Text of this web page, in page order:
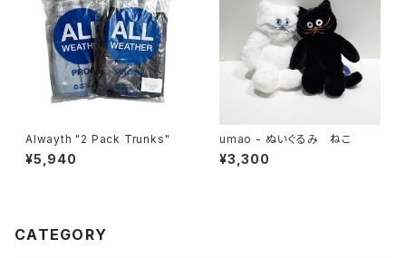
Alwayth "2 Pack Trunks"
¥5,940
umao - ぬいぐるみ ねこ
¥3,300
CATEGORY